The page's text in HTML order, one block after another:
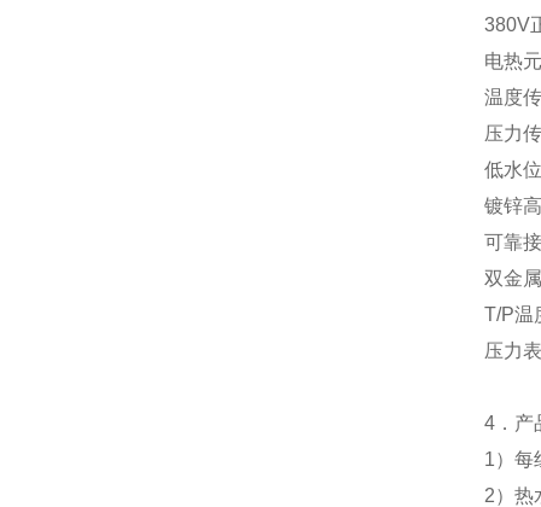
380V
电热
温度
压力
低水
镀锌
可靠
双金
T/P温
压力表
4．产
1）每
2）热